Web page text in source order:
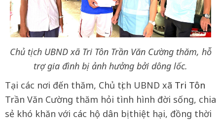
Chủ tịch UBND xã Tri Tôn Trần Văn Cường thăm, hỗ
trợ gia đình bị ảnh hưởng bởi dông lốc.
Tại các nơi đến thăm, Chủ tịch UBND xã Tri Tôn
Trần Văn Cường thăm hỏi tình hình đời sống, chia
sẻ khó khăn với các hộ dân bị thiệt hại, đồng thời